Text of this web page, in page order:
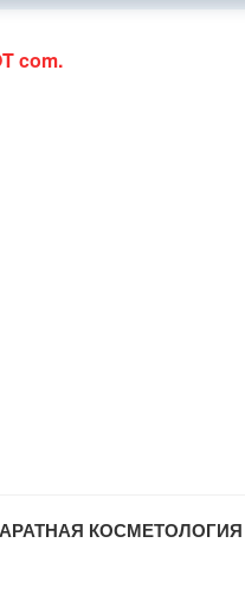
com.
КОСМЕТОЛОГИЯ